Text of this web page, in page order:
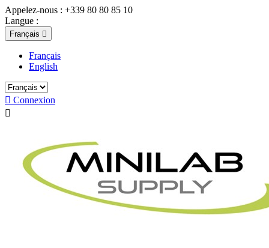
Appelez-nous : +339 80 80 85 10
Langue :
Français 
Français
English
 Connexion
